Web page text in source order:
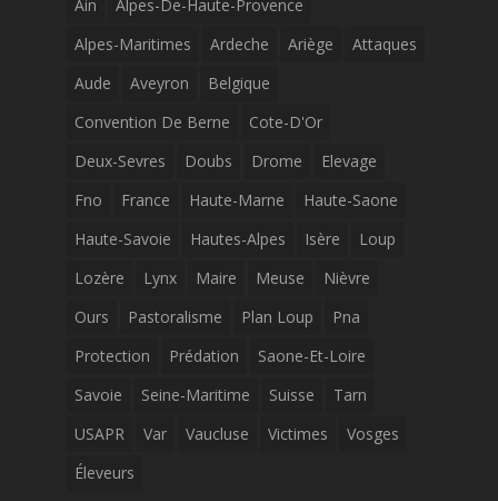
Ain
Alpes-De-Haute-Provence
Alpes-Maritimes
Ardeche Ariège
Attaques
Aude
Aveyron
Belgique
Convention De Berne
Cote-D'Or
Deux-Sevres
Doubs Drome
Elevage
Fno
France Haute-Marne
Haute-Saone
Haute-Savoie
Hautes-Alpes Isère
Loup
Lozère
Lynx Maire Meuse
Nièvre
Ours
Pastoralisme Plan Loup
Pna
Protection
Prédation
Saone-Et-Loire
Savoie
Seine-Maritime Suisse
Tarn
USAPR
Var Vaucluse Victimes
Vosges
Éleveurs